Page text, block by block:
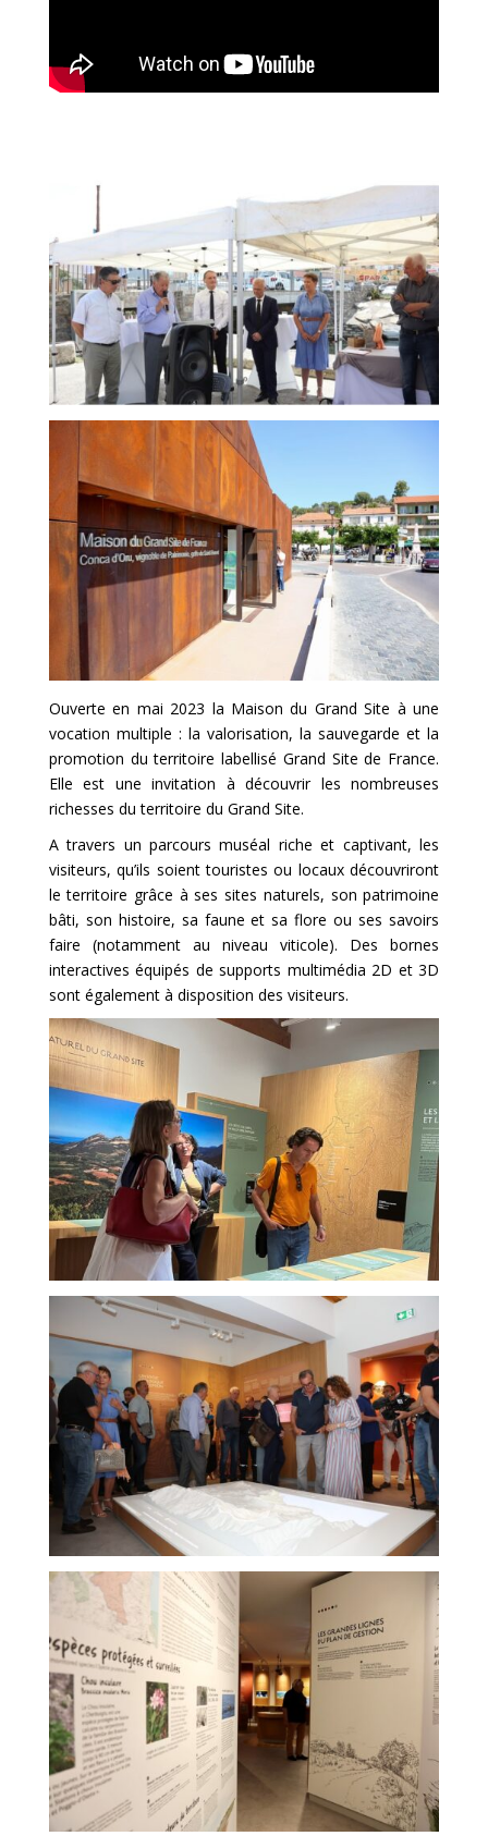
Ouverte en mai 2023 la Maison du Grand Site à une
vocation multiple : la valorisation, la sauvegarde et la
promotion du territoire labellisé Grand Site de France.
Elle est une invitation à découvrir les nombreuses
richesses du territoire du Grand Site.
A travers un parcours muséal riche et captivant, les
visiteurs, qu’ils soient touristes ou locaux découvriront
le territoire grâce à ses sites naturels, son patrimoine
bâti, son histoire, sa faune et sa flore ou ses savoirs
faire (notamment au niveau viticole). Des bornes
interactives équipés de supports multimédia 2D et 3D
sont également à disposition des visiteurs.